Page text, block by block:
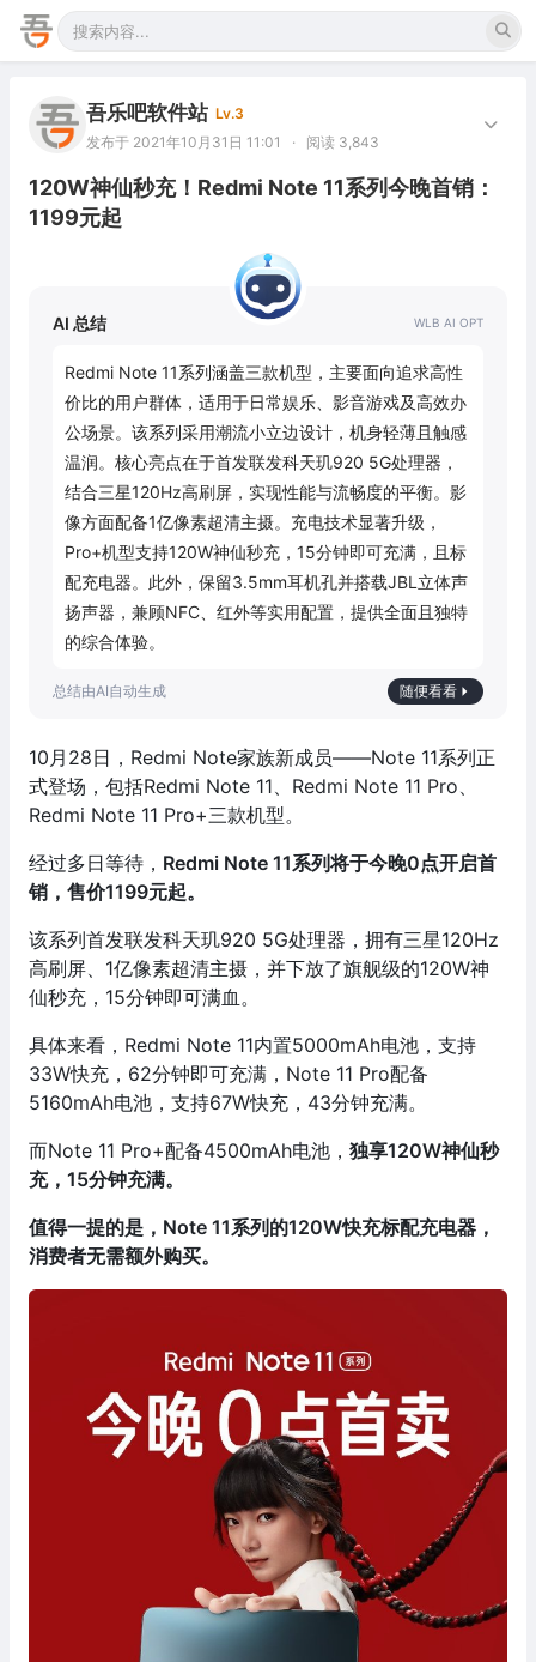
吾乐吧软件站 Lv.3
发布于 2021年10月31日 11:01
· 阅读 3,843
120W神仙秒充！Redmi Note 11系列今晚首销：
1199元起
AI 总结
Redmi Note 11系列涵盖三款机型，主要面向追求高性
价比的用户群体，适用于日常娱乐、影音游戏及高效办
公场景。该系列采用潮流小立边设计，机身轻薄且触感
温润。核心亮点在于首发联发科天玑920 5G处理器，
结合三星120Hz高刷屏，实现性能与流畅度的平衡。影
像方面配备1亿像素超清主摄。充电技术显著升级，
Pro+机型支持120W神仙秒充，15分钟即可充满，且标
配充电器。此外，保留3.5mm耳机孔并搭载JBL立体声
扬声器，兼顾NFC、红外等实用配置，提供全面且独特
的综合体验。
随便看看
10月28日，Redmi Note家族新成员——Note 11系列正
式登场，包括Redmi Note 11、Redmi Note 11 Pro、
Redmi Note 11 Pro+三款机型。
经过多日等待， Redmi Note 11系列将于今晚0点开启首
销，售价1199元起。
该系列首发联发科天玑920 5G处理器，拥有三星120Hz
高刷屏、1亿像素超清主摄，并下放了旗舰级的120W神
仙秒充，15分钟即可满血。
具体来看，Redmi Note 11内置5000mAh电池，支持
33W快充，62分钟即可充满，Note 11 Pro配备
5160mAh电池，支持67W快充，43分钟充满。
而Note 11 Pro+配备4500mAh电池， 独享120W神仙秒
充，15分钟充满。
值得一提的是，Note 11系列的120W快充标配充电器，
消费者无需额外购买。